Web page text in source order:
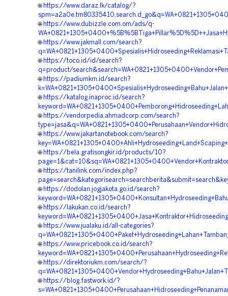
🌐 https://www.daraz.lk/catalog/?
🌐 https://www.dubizzle.com.om/ads/q-
🌐 https://www.jakmall.com/search?
🌐 https://toco.id/id/search?
q=product/
🌐 https://padiumkm.id/search?
🌐 https://katalog.inaproc.id/search?
🌐 https://vendorpedia.ahmadcorp.com/search?
🌐 https://www.jakartanotebook.com/search?
🌐 https://bela.gratisongkir.id/products/10?
🌐 https://tanilink.com/index.php?
🌐 https://dodolan.jogjakota.go.id/search?
🌐 https://lakukan.co.id/search?
🌐 https://www.jualaku.id/all-categories?
🌐 https://www.pricebook.co.id/search?
🌐 https://direktoriukm.com/search/?
🌐 https://blog.fastwork.id/?